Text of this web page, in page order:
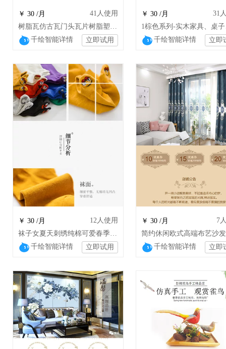
￥ 30 /月 41 人使用
树脂瓦仿古瓦门头瓦片树脂塑料瓦围墙瓦中
千绘智能详情
立即试用
￥ 30 /月 31
千绘智能详情 立即
￥ 30 /月 12人使用
袜子女夏天刺绣纯棉可爱春季韩国日系卡通lqs
千绘智能详情
立即试用
￥ 30 /月 7
千绘智能详情 立即